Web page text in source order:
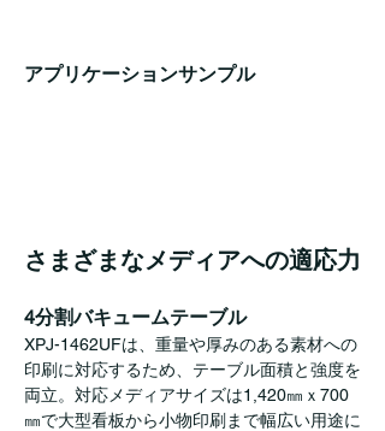
アプリケーションサンプル
さまざまなメディアへの適応力
4分割バキュームテーブル
XPJ-1462UFは、重量や厚みのある素材への
印刷に対応するため、テーブル面積と強度を
両立。対応メディアサイズは1,420㎜ｘ700
㎜で大型看板から小物印刷まで幅広い用途に